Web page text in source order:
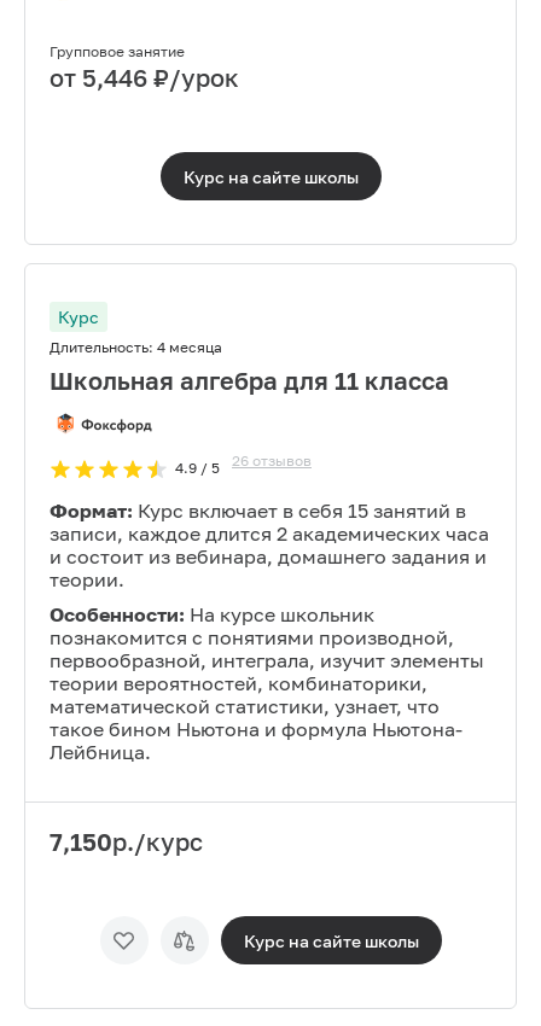
Групповое занятие
от 5,446 ₽/урок
Курс на сайте школы
Курс
Длительность: 4 месяца
Школьная алгебра для 11 класса
4.9/ 5 26 отзывов
Формат: Курс включает в себя 15 занятий в
записи, каждое длится 2 академических часа
и состоит из вебинара, домашнего задания и
теории.
Особенности: На курсе школьник
познакомится с понятиями производной,
первообразной, интеграла, изучит элементы
теории вероятностей, комбинаторики,
математической статистики, узнает, что
такое бином Ньютона и формула Ньютона-
Лейбница.
7,150р./курс
Курс на сайте школы